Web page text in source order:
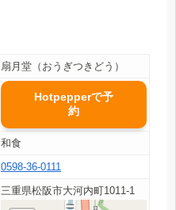
扇月堂（おうぎつきどう）
Hotpepperで予
約
和食
0598-36-0111
三重県松阪市大河内町1011-1